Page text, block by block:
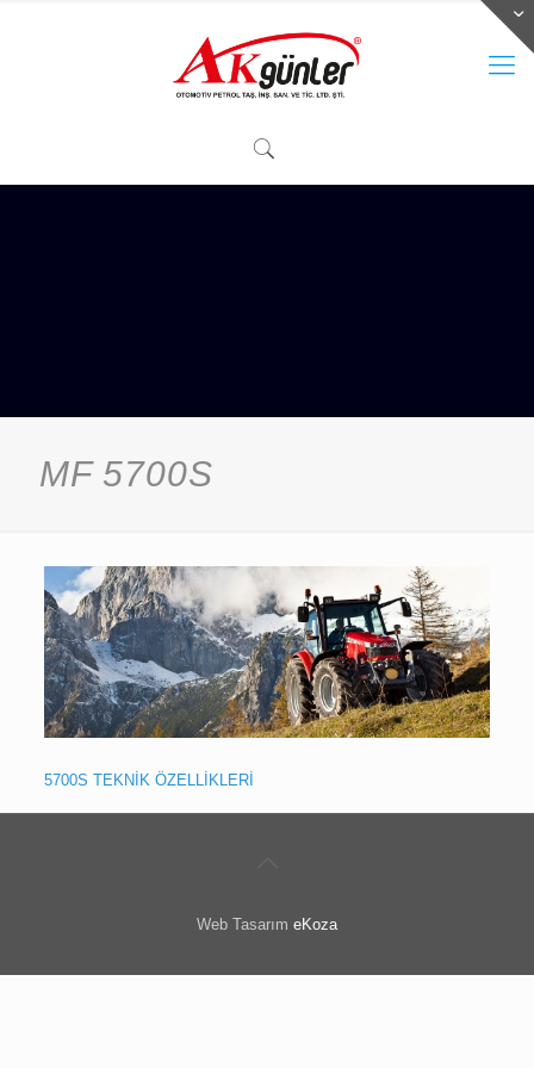
MF 5700S
5700S TEKNİK ÖZELLİKLERİ
Web Tasarım eKoza